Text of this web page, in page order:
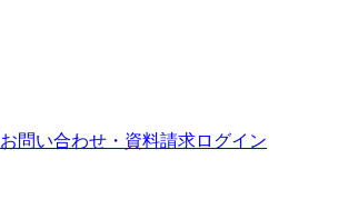
お問い合わせ・資料請求ログイン